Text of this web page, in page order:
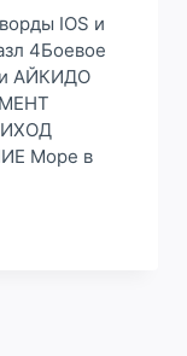
IOS и
4Боевое
АЙКИДО
Море в